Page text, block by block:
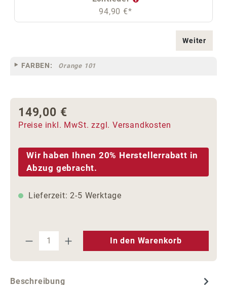
94,90 €*
Weiter
FARBEN: Orange 101
Regulärer Preis:
149,00 €
Preise inkl. MwSt. zzgl. Versandkosten
Wir haben Ihnen 20% Herstellerrabatt in
Abzug gebracht.
Lieferzeit: 2-5 Werktage
Produkt Anzahl: Gib den
In den Warenkorb
Beschreibung